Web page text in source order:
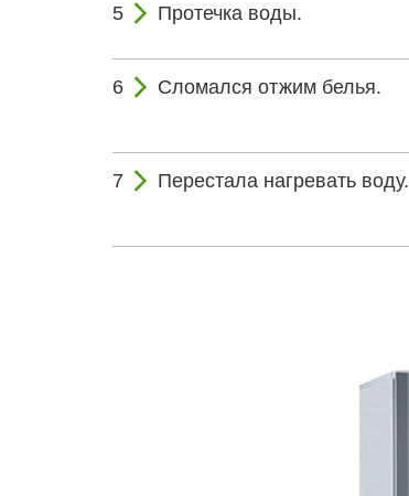
Протечка воды.
Сломался отжим белья.
Перестала нагревать воду.